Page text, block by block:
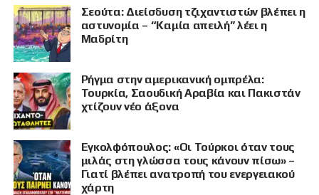
Σεούτα: Διείσδυση τζιχαντιστών βλέπει η
αστυνομία – “Καμία απειλή” λέει η
Μαδρίτη
Ρήγμα στην αμερικανική ομπρέλα:
Τουρκία, Σαουδική Αραβία και Πακιστάν
χτίζουν νέο άξονα
Εγκολφόπουλος: «Οι Τούρκοι όταν τους
μιλάς στη γλώσσα τους κάνουν πίσω» –
Γιατί βλέπει ανατροπή του ενεργειακού
χάρτη